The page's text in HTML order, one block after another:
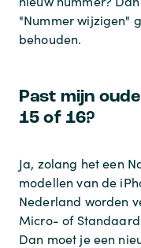
"Nummer wijzigen"
behouden.
Past mijn
15 of 16?
Ja, zolang het een
modellen van de
Nederland worden
Micro- of
Dan moet je een